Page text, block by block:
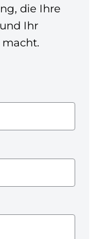
die Ihre
Ihr
macht.